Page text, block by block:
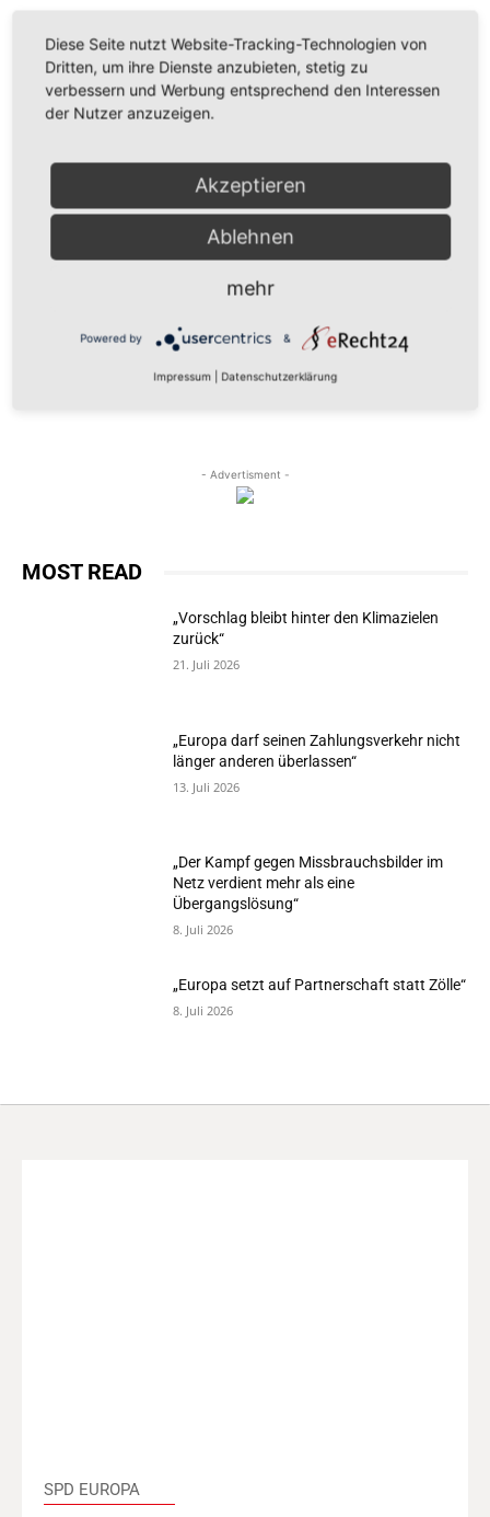
„Endlich mehr Fairness für Praktikant:innen
- Advertisment -
MOST READ
„Vorschlag bleibt hinter den Klimazielen
zurück“
21. Juli 2026
„Europa darf seinen Zahlungsverkehr nicht
länger anderen überlassen“
13. Juli 2026
„Der Kampf gegen Missbrauchsbilder im
Netz verdient mehr als eine
Übergangslösung“
8. Juli 2026
„Europa setzt auf Partnerschaft statt Zölle“
8. Juli 2026
SPD EUROPA
Diese Seite nutzt Website-Tracking-Technologien von
Dritten, um ihre Dienste anzubieten, stetig zu
verbessern und Werbung entsprechend den Interessen
der Nutzer anzuzeigen.
Akzeptieren
Ablehnen
mehr
Powered by &
Impressum Datenschutzerklärung